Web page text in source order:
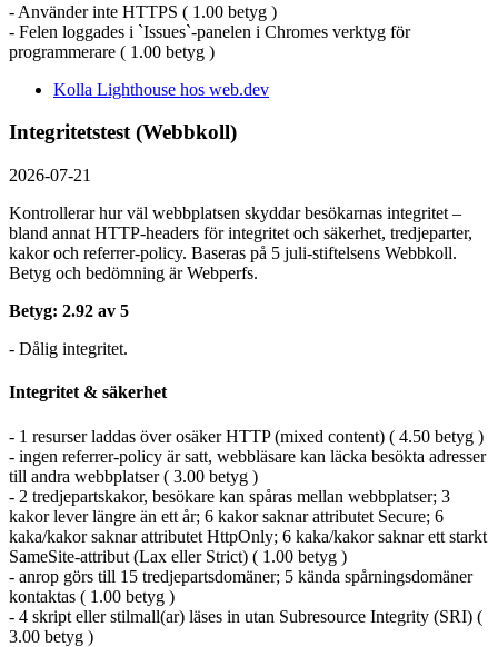
- Använder inte HTTPS ( 1.00 betyg )
- Felen loggades i `Issues`-panelen i Chromes verktyg för
programmerare ( 1.00 betyg )
Kolla Lighthouse hos web.dev
Integritetstest (Webbkoll)
2026-07-21
Kontrollerar hur väl webbplatsen skyddar besökarnas integritet –
bland annat HTTP-headers för integritet och säkerhet, tredjeparter,
kakor och referrer-policy. Baseras på 5 juli-stiftelsens Webbkoll.
Betyg och bedömning är Webperfs.
Betyg: 2.92 av 5
- Dålig integritet.
Integritet & säkerhet
- 1 resurser laddas över osäker HTTP (mixed content) ( 4.50 betyg )
- ingen referrer-policy är satt, webbläsare kan läcka besökta adresser
till andra webbplatser ( 3.00 betyg )
- 2 tredjepartskakor, besökare kan spåras mellan webbplatser; 3
kakor lever längre än ett år; 6 kakor saknar attributet Secure; 6
kaka/kakor saknar attributet HttpOnly; 6 kaka/kakor saknar ett starkt
SameSite-attribut (Lax eller Strict) ( 1.00 betyg )
- anrop görs till 15 tredjepartsdomäner; 5 kända spårningsdomäner
kontaktas ( 1.00 betyg )
- 4 skript eller stilmall(ar) läses in utan Subresource Integrity (SRI) (
3.00 betyg )